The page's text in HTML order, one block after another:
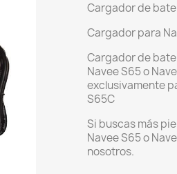
Cargador de
Cargador para
Cargador de
Navee S65 o
exclusivamente
S65C
Si buscas más
Navee S65 o
nosotros.